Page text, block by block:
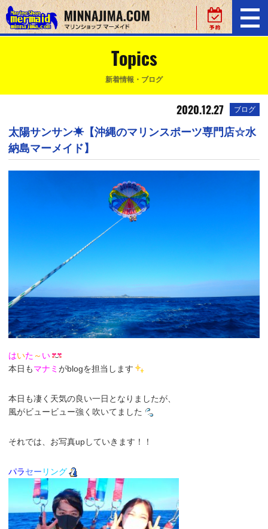
Topics
新着情報・ブログ
2020.12.27 ブログ
太陽サンサン☀【沖縄のマリンスポーツ専門店☆水
納島マーメイド】
はいた ～ い
本日もマナミ がblogを担当します
本日も凄く天気の良い一日となりましたが、
風がビュービュー強く吹いてました
それでは、お写真upしていきます！！
パラセー リング